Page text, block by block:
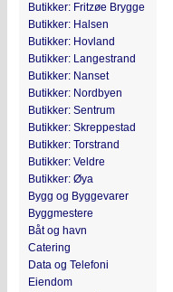
Butikker: Fritzøe Brygge
Butikker: Halsen
Butikker: Hovland
Butikker: Langestrand
Butikker: Nanset
Butikker: Nordbyen
Butikker: Sentrum
Butikker: Skreppestad
Butikker: Torstrand
Butikker: Veldre
Butikker: Øya
Bygg og Byggevarer
Byggmestere
Båt og havn
Catering
Data og Telefoni
Eiendom